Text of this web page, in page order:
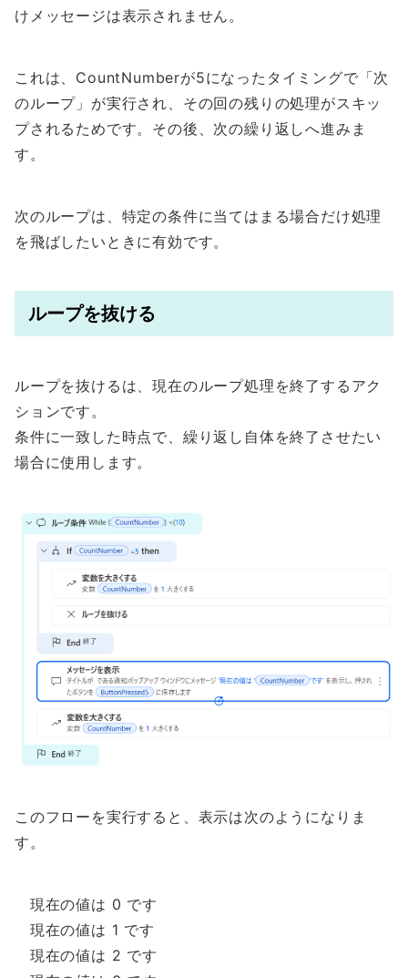
けメッセージは表示されません。
これは、CountNumberが5になったタイミングで「次
のループ」が実行され、その回の残りの処理がスキッ
プされるためです。その後、次の繰り返しへ進みま
す。
次のループは、特定の条件に当てはまる場合だけ処理
を飛ばしたいときに有効です。
ループを抜ける
ループを抜けるは、現在のループ処理を終了するアク
ションです。
条件に一致した時点で、繰り返し自体を終了させたい
場合に使用します。
このフローを実行すると、表示は次のようになりま
す。
現在の値は 0 です
現在の値は 1 です
現在の値は 2 です